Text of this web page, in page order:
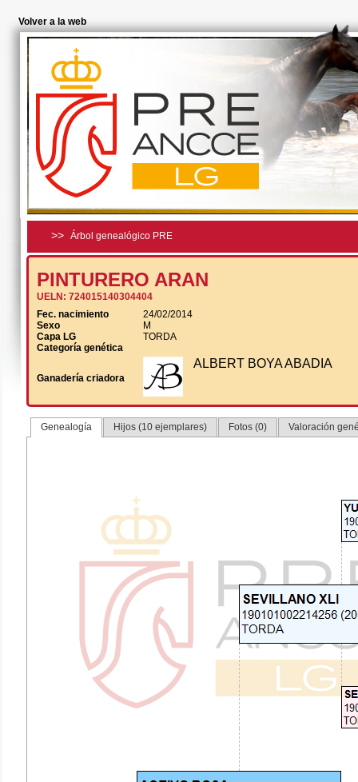
Volver a la web
>> Árbol genealógico PRE
PINTURERO ARAN
UELN: 724015140304404
Fec. nacimiento
24/02/2014
Sexo
M
Capa LG
TORDA
Categoría genética
Ganadería criadora
ALBERT BOYA ABADIA
Genealogía Hijos (10 ejemplares) Fotos (0) Valoración